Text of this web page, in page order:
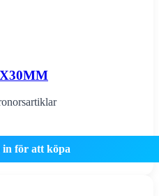
in för att köpa